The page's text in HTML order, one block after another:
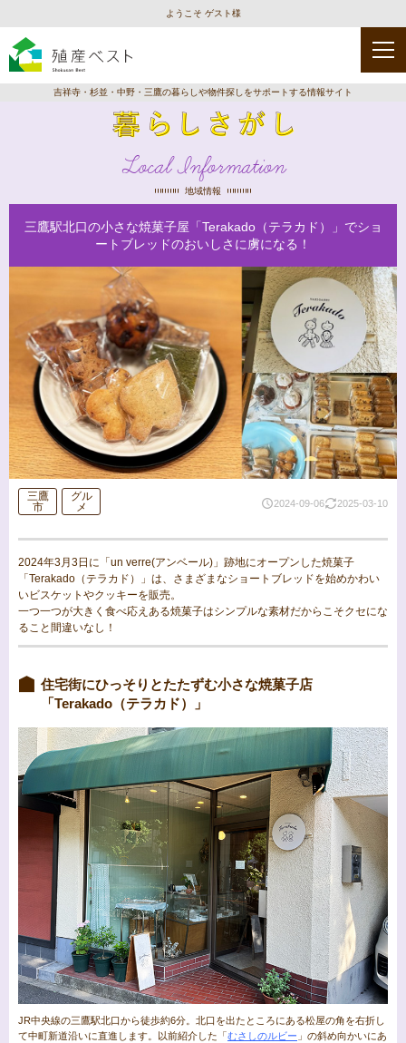
ようこそ ゲスト様
吉祥寺・杉並・中野・三鷹の暮らしや物件探しをサポートする情報サイト
Local Information
地域情報
三鷹駅北口の小さな焼菓子屋「Terakado（テラカド）」でショ
ートブレッドのおいしさに虜になる！
三鷹
市
グル
メ
2024-09-06 2025-03-10
2024年3月3日に「un verre(アンベール)」跡地にオープンした焼菓子
「Terakado（テラカド）」は、さまざまなショートブレッドを始めかわい
いビスケットやクッキーを販売。
一つ一つが大きく食べ応えある焼菓子はシンプルな素材だからこそクセにな
ること間違いなし！
住宅街にひっそりとたたずむ小さな焼菓子店
「Terakado（テラカド）」
JR中央線の三鷹駅北口から徒歩約6分。北口を出たところにある松屋の角を右折し
て中町新道沿いに直進します。以前紹介した「 むさしのルビー 」の斜め向かいにあ